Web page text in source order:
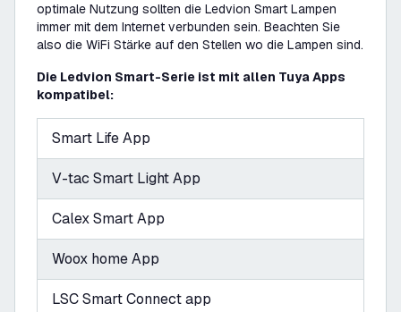
optimale Nutzung sollten die Ledvion Smart Lampen
immer mit dem Internet verbunden sein. Beachten Sie
also die WiFi Stärke auf den Stellen wo die Lampen sind.
Die Ledvion Smart-Serie ist mit allen Tuya Apps
kompatibel:
Smart Life App
V-tac Smart Light App
Calex Smart App
Woox home App
LSC Smart Connect app